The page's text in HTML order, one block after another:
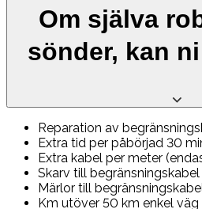
Om själva
sönder, kan
Reparation av
Extra tid per påbörjad 30
Extra kabel per meter
Skarv till
Märlor till
Km utöver 50 km enkel